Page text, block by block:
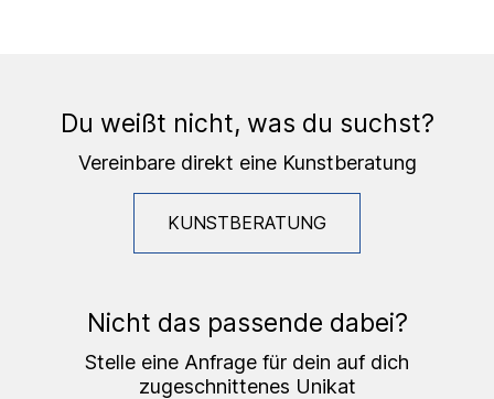
Du weißt nicht, was du suchst?
Vereinbare direkt eine Kunstberatung
KUNSTBERATUNG
Nicht das passende dabei?
Stelle eine Anfrage für dein auf dich
zugeschnittenes Unikat